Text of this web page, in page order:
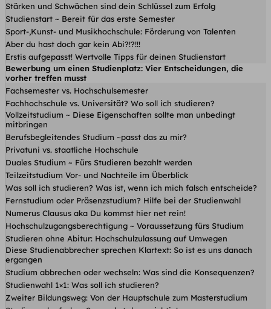
Stärken und Schwächen sind dein Schlüssel zum Erfolg
Studienstart ~ Bereit für das erste Semester
Sport-,Kunst- und Musikhochschule: Förderung von Talenten
Aber du hast doch gar kein Abi?!?!!!
Erstis aufgepasst! Wertvolle Tipps für deinen Studienstart
Bewerbung um einen Studienplatz: Vier Entscheidungen, die
vorher treffen musst
Fachsemester vs. Hochschulsemester
Fachhochschule vs. Universität? Wo soll ich studieren?
Vollzeitstudium ~ Diese Eigenschaften sollte man unbedingt
mitbringen
Berufsbegleitendes Studium ~passt das zu mir?
Privatuni vs. staatliche Hochschule
Duales Studium ~ Fürs Studieren bezahlt werden
Teilzeitstudium Vor- und Nachteile im Überblick
Was soll ich studieren? Was ist, wenn ich mich falsch entscheide?
Fernstudium oder Präsenzstudium? Hilfe bei der Studienwahl
Numerus Clausus aka Du kommst hier net rein!
Hochschulzugangsberechtigung ~ Voraussetzung fürs Studium
Studieren ohne Abitur: Hochschulzulassung auf Umwegen
Diese Studienabbrecher sprechen Klartext: So ist es uns danach
ergangen
Studium abbrechen oder wechseln: Was sind die Konsequenzen?
Studienwahl 1×1: Was soll ich studieren?
Zweiter Bildungsweg: Von der Hauptschule zum Masterstudium